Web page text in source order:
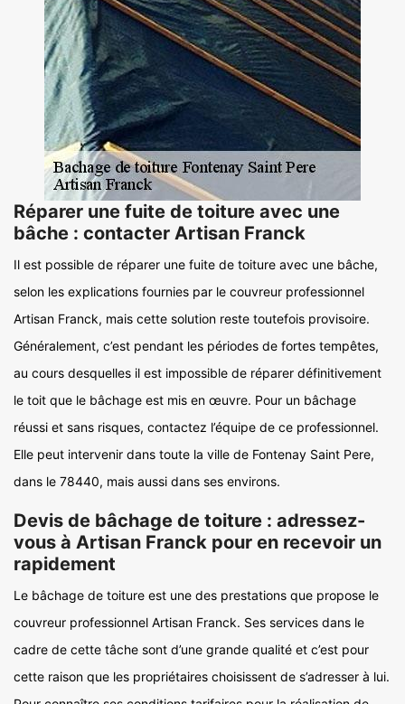
Réparer une fuite de toiture avec une
bâche : contacter Artisan Franck
Il est possible de réparer une fuite de toiture avec une bâche,
selon les explications fournies par le couvreur professionnel
Artisan Franck, mais cette solution reste toutefois provisoire.
Généralement, c’est pendant les périodes de fortes tempêtes,
au cours desquelles il est impossible de réparer définitivement
le toit que le bâchage est mis en œuvre. Pour un bâchage
réussi et sans risques, contactez l’équipe de ce professionnel.
Elle peut intervenir dans toute la ville de Fontenay Saint Pere,
dans le 78440, mais aussi dans ses environs.
Devis de bâchage de toiture : adressez-
vous à Artisan Franck pour en recevoir un
rapidement
Le bâchage de toiture est une des prestations que propose le
couvreur professionnel Artisan Franck. Ses services dans le
cadre de cette tâche sont d’une grande qualité et c’est pour
cette raison que les propriétaires choisissent de s’adresser à lui.